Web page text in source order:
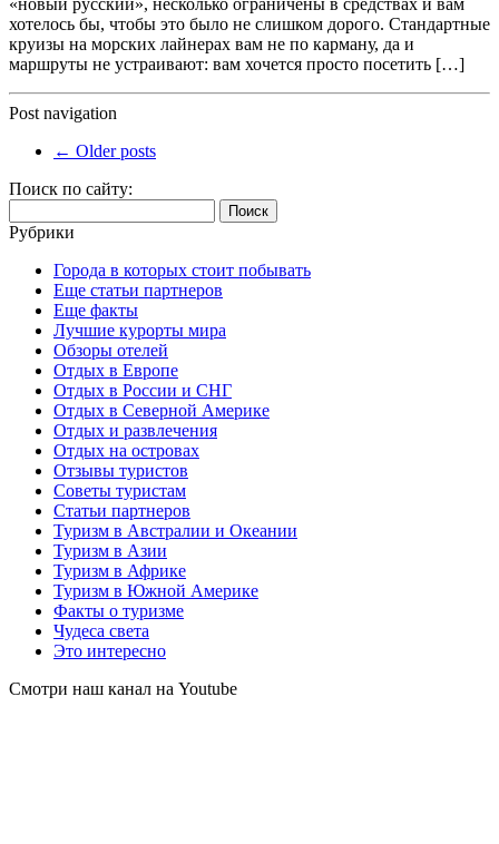
«новый русский», несколько ограничены в средствах и вам
хотелось бы, чтобы это было не слишком дорого. Стандартные
круизы на морских лайнерах вам не по карману, да и
маршруты не устраивают: вам хочется просто посетить […]
Post navigation
← Older posts
Поиск по сайту:
Рубрики
Города в которых стоит побывать
Еще статьи партнеров
Еще факты
Лучшие курорты мира
Обзоры отелей
Отдых в Европе
Отдых в России и СНГ
Отдых в Северной Америке
Отдых и развлечения
Отдых на островах
Отзывы туристов
Советы туристам
Статьи партнеров
Туризм в Австралии и Океании
Туризм в Азии
Туризм в Африке
Туризм в Южной Америке
Факты о туризме
Чудеса света
Это интересно
Смотри наш канал на Youtube